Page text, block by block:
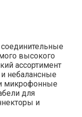
высокого
ассортимент
небалансные
микрофонные
для
и